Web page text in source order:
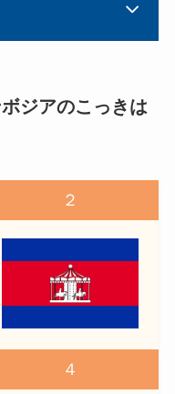
ジアのこっきは
２
４